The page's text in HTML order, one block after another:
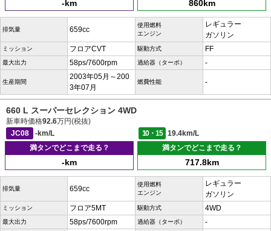
-km 860km
排気量 659cc
使用燃料
エンジン
レギュラー
ガソリン
ミッション フロアCVT 駆動方式 FF
最大出力 58ps/7600rpm 過給器（ターボ） -
生産期間
2003年05月～200
3年07月
燃費性能 -
660 L スーパーセレクション 4WD
新車時価格92.6万円(税抜)
JC08
-km/L 10・15
19.4km/L
満タンでどこまで走る？
-km
満タンでどこまで走る？
717.8km
排気量 659cc
使用燃料
エンジン
レギュラー
ガソリン
ミッション フロア5MT 駆動方式 4WD
最大出力 58ps/7600rpm 過給器（ターボ） -